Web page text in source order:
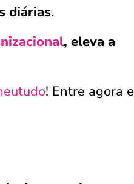
diárias.
, eleva a
! Entre agora e